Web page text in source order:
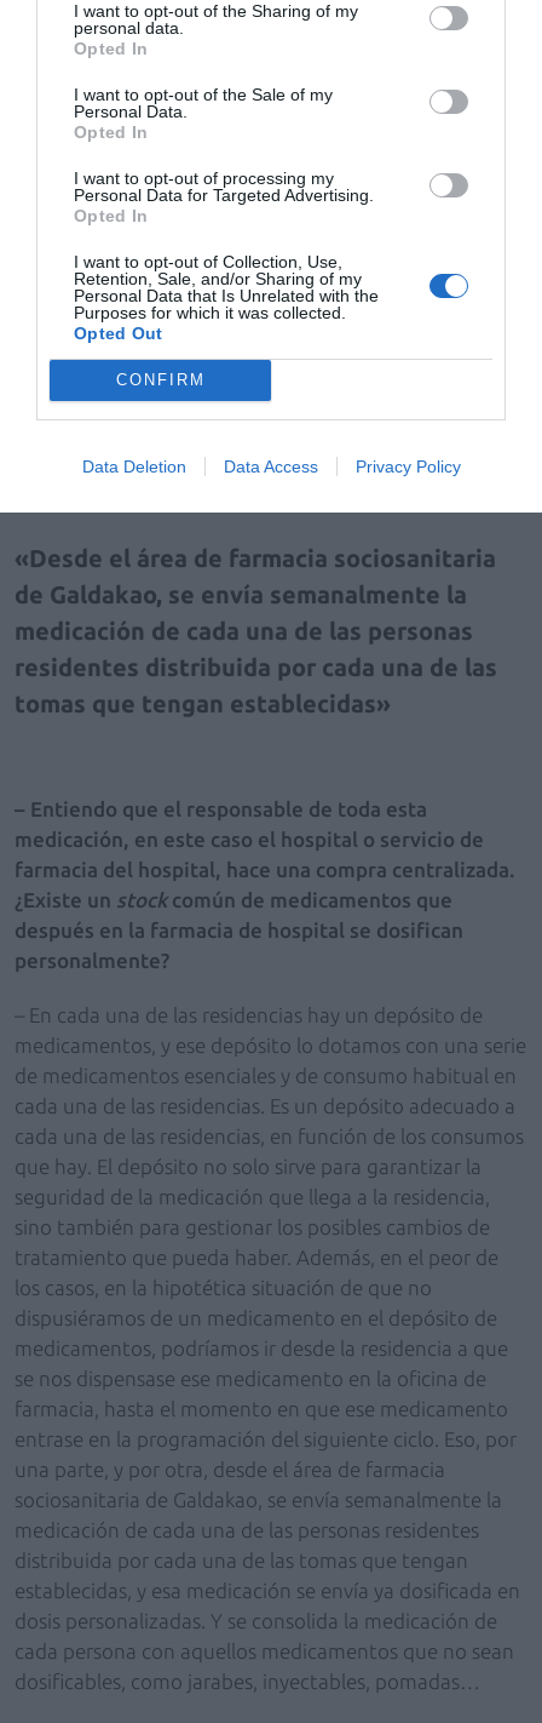
I want to opt-out of the Sharing of my
personal data.
Opted In
I want to opt-out of the Sale of my
Personal Data.
Opted In
I want to opt-out of processing my
Personal Data for Targeted Advertising.
Opted In
I want to opt-out of Collection, Use,
Retention, Sale, and/or Sharing of my
Personal Data that Is Unrelated with the
Purposes for which it was collected.
Opted Out
CONFIRM
Data Deletion Data Access Privacy Policy
esto en cada uno de los hospitales de Osakidetza, pues
han contratado a una serie de farmacéuticos para
desarrollar estas labores de atención farmacéutica.
»Y el tercer ámbito de actuación es el de la eficiencia.
Planteamos trabajar en dosis personalizadas, algo que
tiene más que ver con el ámbito de la calidad,
evidentemente, pero también con el ámbito de la
eficiencia. Hemos creado un área específica de farmacia
sociosanitaria dependiente del Hospital Galdakao. Ahí
hemos establecido una instalación de 1000 metros
cuadrados, con una inversión de tres millones de euros,
con tecnología, robots, tanto de almacenamiento como
de preparación de la medicación en dosis
a esas 137 residencias que dependen de los servicios de
Desde el área de farmacia sociosanitaria
de Galdakao, se envía semanalmente la
medicación de cada una de las personas
residentes distribuida por cada una de las
tomas que tengan establecidas
– Entiendo que el responsable de toda esta
medicación, en este caso el hospital o servicio de
farmacia del hospital, hace una compra centralizada.
¿Existe un stockcomún de medicamentos que
después en la farmacia de hospital se dosifican
personalmente?
– En cada una de las residencias hay un depósito de
medicamentos, y ese depósito lo dotamos con una serie
de medicamentos esenciales y de consumo habitual en
cada una de las residencias. Es un depósito adecuado a
cada una de las residencias, en función de los consumos
que hay. El depósito no solo sirve para garantizar la
seguridad de la medicación que llega a la residencia,
sino también para gestionar los posibles cambios de
tratamiento que pueda haber. Además, en el peor de
los casos, en la hipotética situación de que no
dispusiéramos de un medicamento en el depósito de
medicamentos, podríamos ir desde la residencia a que
se nos dispensase ese medicamento en la oficina de
farmacia, hasta el momento en que ese medicamento
entrase en la programación del siguiente ciclo. Eso, por
una parte, y por otra, desde el área de farmacia
sociosanitaria de Galdakao, se envía semanalmente la
medicación de cada una de las personas residentes
distribuida por cada una de las tomas que tengan
establecidas, y esa medicación se envía ya dosificada en
dosis personalizadas. Y se consolida la medicación de
cada persona con aquellos medicamentos que no sean
dosificables, como jarabes, inyectables, pomadas…